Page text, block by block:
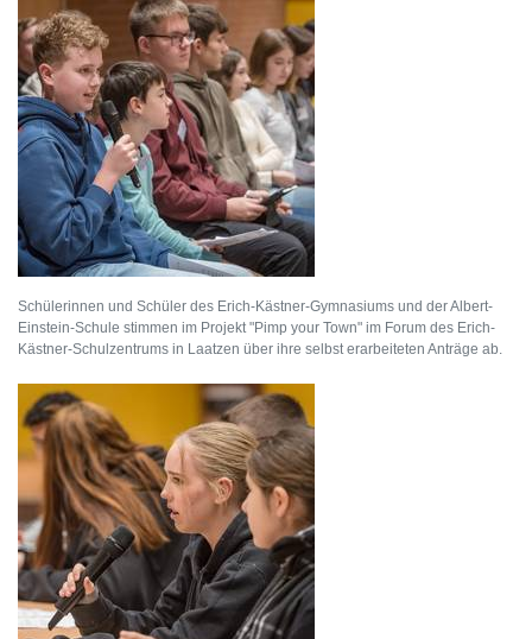
Schülerinnen und Schüler des Erich-Kästner-Gymnasiums und der Albert-
Einstein-Schule stimmen im Projekt "Pimp your Town" im Forum des Erich-
Kästner-Schulzentrums in Laatzen über ihre selbst erarbeiteten Anträge ab.